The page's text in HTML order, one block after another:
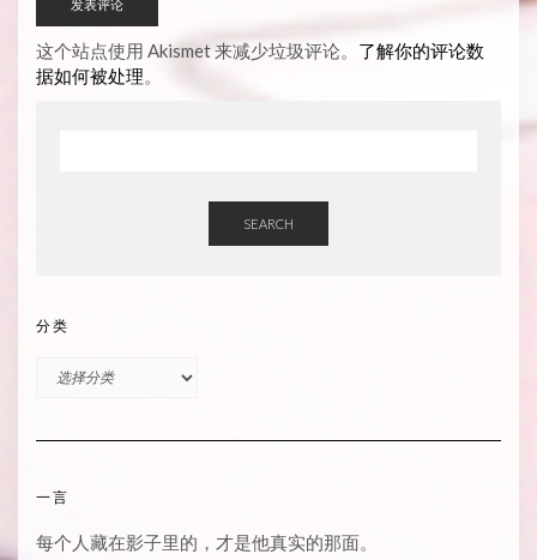
这个站点使用 Akismet 来减少垃圾评论。 了解你的评论数
据如何被处理。
SEARCH
分类
一言
每个人藏在影子里的，才是他真实的那面。